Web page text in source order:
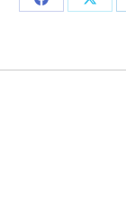
Share
Facebook
X